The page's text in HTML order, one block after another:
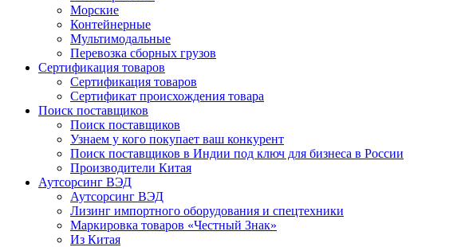
Морские
Контейнерные
Мультимодальные
Перевозка сборных грузов
Сертификация товаров
Сертификация товаров
Сертификат происхождения товара
Поиск поставщиков
Поиск поставщиков
Узнаем у кого покупает ваш конкурент
Поиск поставщиков в Индии под ключ для бизнеса в России
Производители Китая
Аутсорсинг ВЭД
Аутсорсинг ВЭД
Лизинг импортного оборудования и спецтехники
Маркировка товаров «Честный Знак»
Из Китая